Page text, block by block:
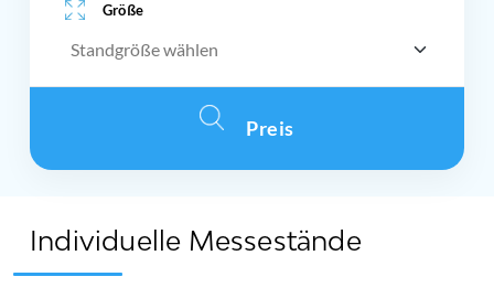
Größe
Preis
Individuelle Messestände